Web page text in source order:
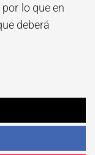
lo que en
deberá